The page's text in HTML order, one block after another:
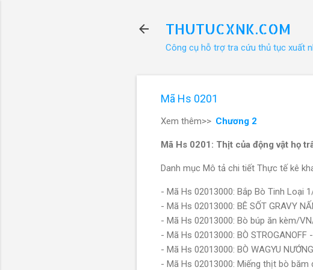
THUTUCXNK.COM
Công cụ hỗ trợ tra cứu thủ tục xuất
Mã Hs 0201
Xem thêm>> Chương 2
Mã Hs 0201: Thịt của động vật họ
Danh mục Mô tả chi tiết Thực tế kê
- Mã Hs 02013000: Bắp Bò Tinh Loại
- Mã Hs 02013000: BÊ SỐT GRAVY
- Mã Hs 02013000: Bò búp ăn kèm/
- Mã Hs 02013000: BÒ
- Mã Hs 02013000: BÒ WAGYU
- Mã Hs 02013000: Miếng thịt bò